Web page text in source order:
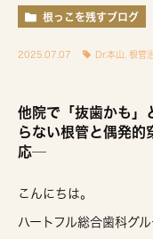
根っこを残すブログ
2025.07.07 Dr.本山 根管
他院で「抜歯かも
らない根管と偶発的
応─
こんにちは。
ハートフル総合歯科グ